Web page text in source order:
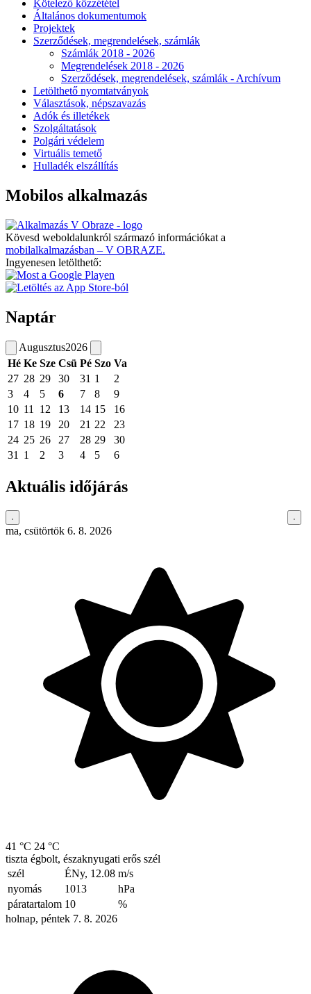
Kötelező közzététel
Általános dokumentumok
Projektek
Szerződések, megrendelések, számlák
Számlák 2018 - 2026
Megrendelések 2018 - 2026
Szerződések, megrendelések, számlák - Archívum
Letölthető nyomtatványok
Választások, népszavazás
Adók és illetékek
Szolgáltatások
Polgári védelem
Virtuális temető
Hulladék elszállítás
Mobilos alkalmazás
Kövesd weboldalunkról származó információkat a
mobilalkalmazásban – V OBRAZE.
Ingyenesen letölthető:
Naptár
Augusztus2026
Hé Ke Sze Csü Pé Szo Va
27 28 29 30 31 1
2
3
4 5 6 7 8
9
10 11 12 13 14 15
16
17 18 19 20 21 22
23
24 25 26 27 28 29
30
31
1 2 3 4 5 6
Aktuális időjárás
ma, csütörtök 6. 8. 2026
41 °C 24 °C
tiszta égbolt, északnyugati erős szél
szél
ÉNy, 12.08 m/s
nyomás
1013
hPa
páratartalom 10
%
holnap, péntek 7. 8. 2026